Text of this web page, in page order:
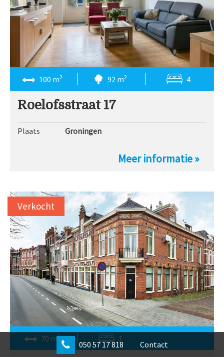
100 m2 92 m2 4
Roelofsstraat 17
Plaats Groningen
Meer informatie »
70 m2 1
Verkocht
050 57 17 818 Contact